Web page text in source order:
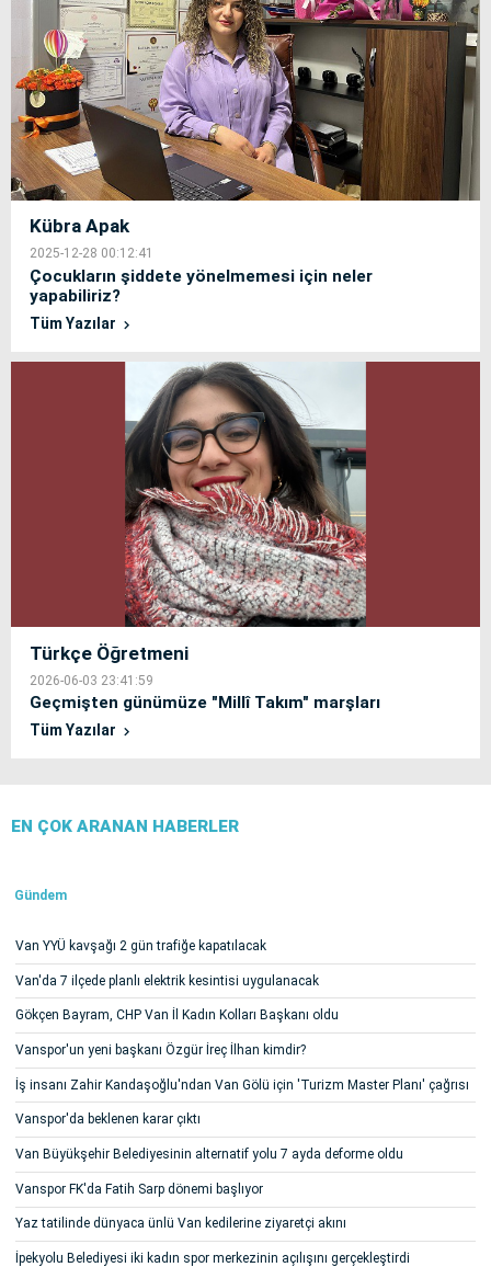
Kübra Apak
2025-12-28 00:12:41
Çocukların şiddete yönelmemesi için neler
yapabiliriz?
Tüm Yazılar
Türkçe Öğretmeni
2026-06-03 23:41:59
Geçmişten günümüze "Millî Takım" marşları
Tüm Yazılar
EN ÇOK ARANAN HABERLER
Gündem
Van YYÜ kavşağı 2 gün trafiğe kapatılacak
Van'da 7 ilçede planlı elektrik kesintisi uygulanacak
Gökçen Bayram, CHP Van İl Kadın Kolları Başkanı oldu
Vanspor'un yeni başkanı Özgür İreç İlhan kimdir?
İş insanı Zahir Kandaşoğlu'ndan Van Gölü için 'Turizm Master Planı' çağrısı
Vanspor'da beklenen karar çıktı
Van Büyükşehir Belediyesinin alternatif yolu 7 ayda deforme oldu
Vanspor FK'da Fatih Sarp dönemi başlıyor
Yaz tatilinde dünyaca ünlü Van kedilerine ziyaretçi akını
İpekyolu Belediyesi iki kadın spor merkezinin açılışını gerçekleştirdi